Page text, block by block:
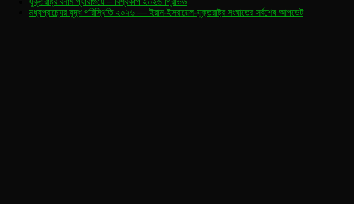
মধ্যপ্রাচ্যের যুদ্ধ পরিস্থিতি ২০২৬ — ইরান-ইসরায়েল-যুক্তরাষ্ট্র সংঘাতের সর্বশেষ আপডেট